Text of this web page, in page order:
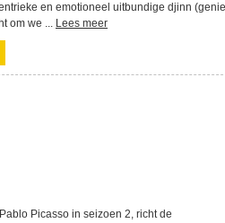
en emotioneel uitbundige djinn
om we ... Lees meer
Picasso in seizoen 2, richt de